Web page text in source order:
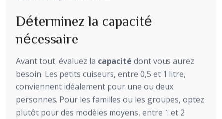
Déterminez la capacité
nécessaire
Avant tout, évaluez la capacité dont vous aurez
besoin. Les petits cuiseurs, entre 0,5 et 1 litre,
conviennent idéalement pour une ou deux
personnes. Pour les familles ou les groupes, optez
plutôt pour des modèles moyens, entre 1 et 2